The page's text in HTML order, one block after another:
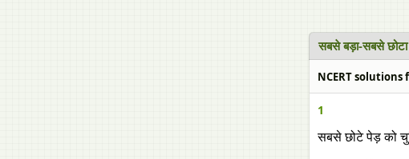
सबसे बड़ा-सबसे
NCERT solutions
1
सबसे छोटे पेड़ को